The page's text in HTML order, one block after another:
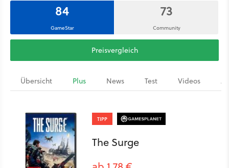
84
GameStar
73
Community
Preisvergleich
Übersicht Plus News Test Videos
TIPP
The Surge